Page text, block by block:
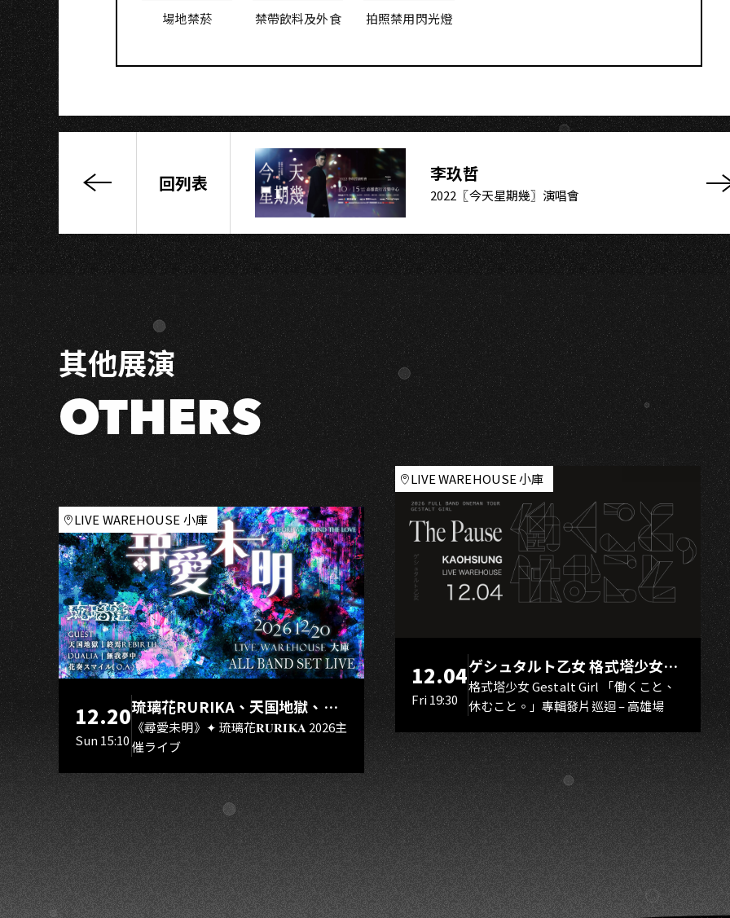
場地禁菸 禁帶飲料及外食 拍照禁用閃光燈
球
大
報
社
《𝘽𝘼𝘿
𝙉𝙀𝙒𝙎
𝙋𝙐𝙉𝘾𝙃𝙀𝘿!》
2nd
Album
Release
Party
Tour_
高
雄
場
🏸
💫
回列表 李玖哲
2022〖今天星期幾〗演唱會
其他展演
OTHERS
LIVE WAREHOUSE 小庫
12.20
Sun 15:10
琉璃花RURIKA、天国地獄、終
焉Rebirth、DUALIA、無我夢
中、花奏スマイル（O.A.）
《尋愛未明》✦ 琉璃花𝐑𝐔𝐑𝐈𝐊𝐀 2026主
催ライブ
LIVE WAREHOUSE 小庫
12.04
Fri 19:30
ゲシュタルト乙女 格式塔少女
Gestalt Girl
格式塔少女 Gestalt Girl 「働くこと、
休むこと。」專輯發片巡迴 – 高雄場